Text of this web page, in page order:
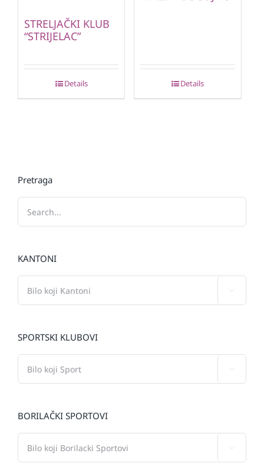
STRELJAČKI KLUB
“STRIJELAC”
Details Details
Pretraga
KANTONI
SPORTSKI KLUBOVI
BORILAČKI SPORTOVI